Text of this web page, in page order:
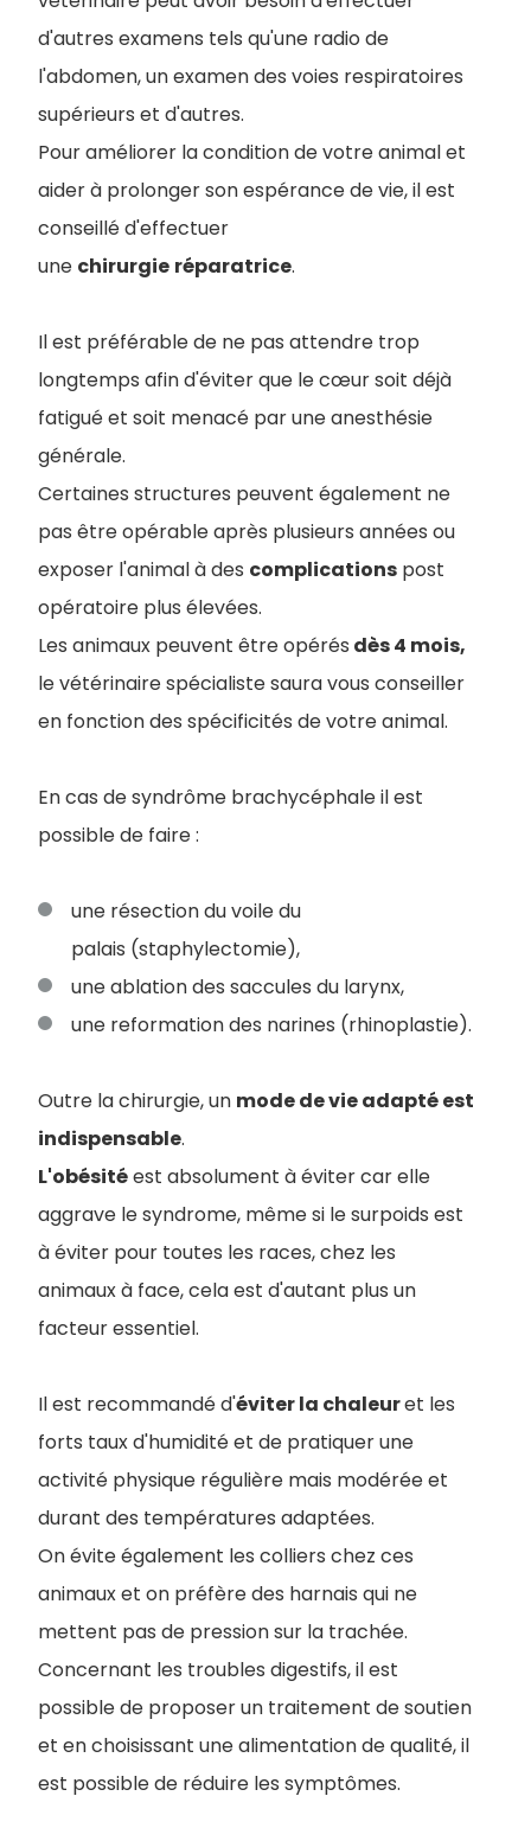
d'autres examens tels qu'une radio de
l'abdomen, un examen des voies respiratoires
supérieurs et d'autres.
Pour améliorer la condition de votre animal et
aider à prolonger son espérance de vie, il est
conseillé d'effectuer
une chirurgie réparatrice.
Il est préférable de ne pas attendre trop
longtemps afin d'éviter que le cœur soit déjà
fatigué et soit menacé par une anesthésie
générale.
Certaines structures peuvent également ne
pas être opérable après plusieurs années ou
exposer l'animal à des complications post
opératoire plus élevées.
Les animaux peuvent être opérés dès 4 mois,
le vétérinaire spécialiste saura vous conseiller
en fonction des spécificités de votre animal.
En cas de syndrôme brachycéphale il est
possible de faire :
une résection du voile du
palais (staphylectomie),
une ablation des saccules du larynx,
une reformation des narines (rhinoplastie).
Outre la chirurgie, un mode de vie adapté est
indispensable.
L'obésitéest absolument à éviter car elle
aggrave le syndrome, même si le surpoids est
à éviter pour toutes les races, chez les
animaux à face, cela est d'autant plus un
facteur essentiel.
Il est recommandé d'éviter la chaleuret les
forts taux d'humidité et de pratiquer une
activité physique régulière mais modérée et
durant des températures adaptées.
On évite également les colliers chez ces
animaux et on préfère des harnais qui ne
mettent pas de pression sur la trachée.
Concernant les troubles digestifs, il est
possible de proposer un traitement de soutien
et en choisissant une alimentation de qualité, il
est possible de réduire les symptômes.